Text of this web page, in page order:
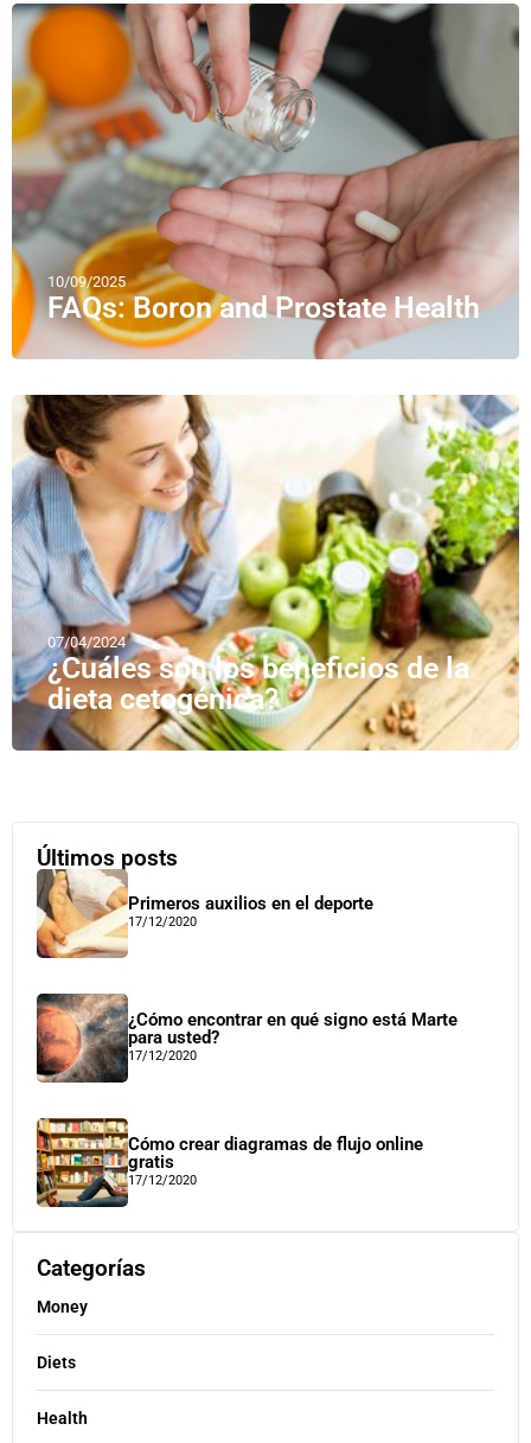
10/09/2025
FAQs: Boron and Prostate Health
07/04/2024
¿Cuáles son los beneficios de la
dieta cetogénica?
Últimos posts
Primeros auxilios en el deporte
17/12/2020
¿Cómo encontrar en qué signo está Marte
para usted?
17/12/2020
Cómo crear diagramas de flujo online
gratis
17/12/2020
Categorías
Money
Diets
Health